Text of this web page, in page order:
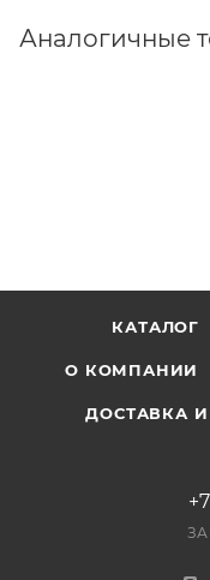
Аналогичные
КАТАЛОГ
О КОМПАНИИ
ДОСТАВКА